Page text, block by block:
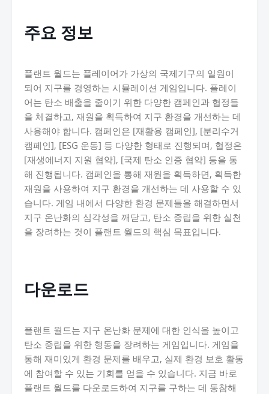
주요 정보
플랜트 월드는 플레이어가 가상의 국제기구의 일원이
되어 지구를 경영하는 시뮬레이션 게임입니다. 플레이
어는 탄소 배출을 줄이기 위한 다양한 캠페인과 협정들
을 체결하고, 재원을 획득하여 지구 환경을 개선하는 데
사용해야 합니다. 캠페인은 [재활용 캠페인], [분리수거
캠페인], [ESG 운동] 등 다양한 형태로 진행되며, 협정은
[재생에너지 지원 협약], [국제 탄소 인증 협약] 등을 통
해 진행됩니다. 캠페인을 통해 재원을 획득하면, 획득한
재원을 사용하여 지구 환경을 개선하는 데 사용할 수 있
습니다. 게임 내에서 다양한 환경 문제들을 해결하면서
지구 온난화의 심각성을 깨닫고, 탄소 중립을 위한 실천
을 장려하는 것이 플랜트 월드의 핵심 목표입니다.
다운로드
플랜트 월드는 지구 온난화 문제에 대한 인식을 높이고
탄소 중립을 위한 행동을 장려하는 게임입니다. 게임을
통해 재미있게 환경 문제를 배우고, 실제 환경 보호 활동
에 참여할 수 있는 기회를 얻을 수 있습니다. 지금 바로
플랜트 월드를 다운로드하여 지구를 구하는 데 동참해